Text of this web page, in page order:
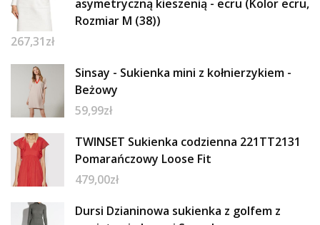
asymetryczną kieszenią - ecru (Kolor ecru,
Rozmiar M (38))
267,31zł
Sinsay - Sukienka mini z kołnierzykiem -
Beżowy
59,99zł
TWINSET Sukienka codzienna 221TT2131
Pomarańczowy Loose Fit
479,00zł
Dursi Dzianinowa sukienka z golfem z